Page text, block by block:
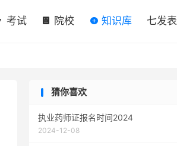
考试 院校 知识库 七发表
猜你喜欢
执业药师证报名时间2024
2024-12-08